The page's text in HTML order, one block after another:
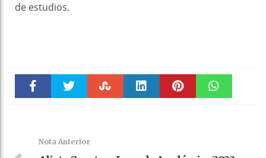
de estudios.
Nota Anterior